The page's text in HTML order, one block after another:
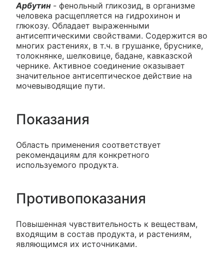
Арбутин- фенольный гликозид, в организме
человека расщепляется на гидрохинон и
глюкозу. Обладает выраженными
антисептическими свойствами. Содержится во
многих растениях, в т.ч. в грушанке, бруснике,
толокнянке, шелковице, бадане, кавказской
чернике. Активное соединение оказывает
значительное антисептическое действие на
мочевыводящие пути.
Показания
Область применения соответствует
рекомендациям для конкретного
используемого продукта.
Противопоказания
Повышенная чувствительность к веществам,
входящим в состав продукта, и растениям,
являющимся их источниками.